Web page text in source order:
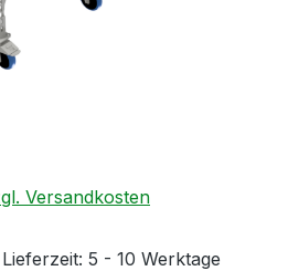
Versandkosten
5 - 10 Werktage